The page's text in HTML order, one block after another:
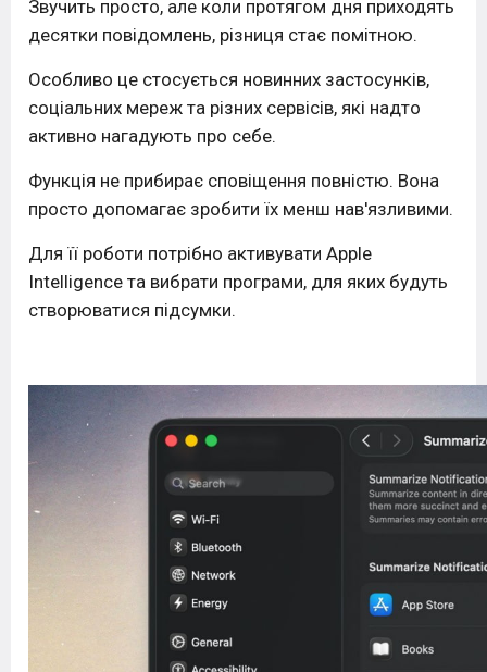
Звучить просто, але коли протягом дня приходять
десятки повідомлень, різниця стає помітною.
Особливо це стосується новинних застосунків,
соціальних мереж та різних сервісів, які надто
активно нагадують про себе.
Функція не прибирає сповіщення повністю. Вона
просто допомагає зробити їх менш нав'язливими.
Для її роботи потрібно активувати Apple
Intelligence та вибрати програми, для яких будуть
створюватися підсумки.